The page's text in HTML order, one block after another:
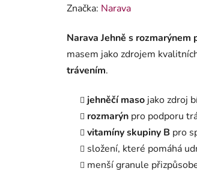
Značka: Narava
Narava Jehně s rozmarýnem
masem jako zdrojem
trávením.
jehněčí maso jako zdroj
rozmarýn pro podporu
vitamíny skupiny B pro
složení, které pomáhá
menší granule